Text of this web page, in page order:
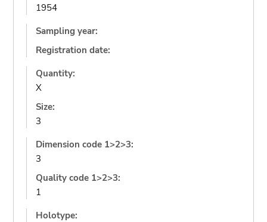
1954
Sampling year:
Registration date:
Quantity:
X
Size:
3
Dimension code 1>2>3:
3
Quality code 1>2>3:
1
Holotype: